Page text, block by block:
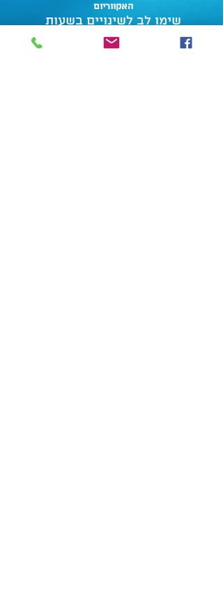
האקווריום
שימו לב לשינויים בשעות
הפתיחה במעבר לשעון חורף